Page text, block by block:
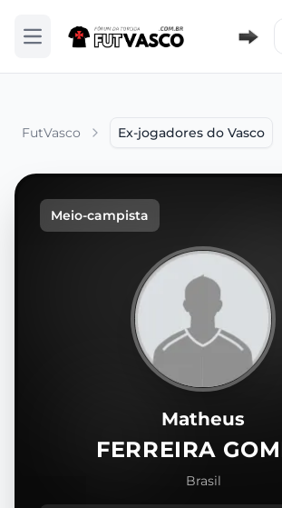
Abrir menu
FutVasco Ex-jogadores do Vasco
Meio-campista
Matheus
FERREIRA
Brasil